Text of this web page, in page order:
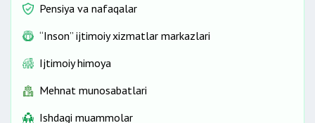
Pensiya va nafaqalar
“Inson” ijtimoiy xizmatlar markazlari
Ijtimoiy himoya
Mehnat munosabatlari
Ishdagi muammolar